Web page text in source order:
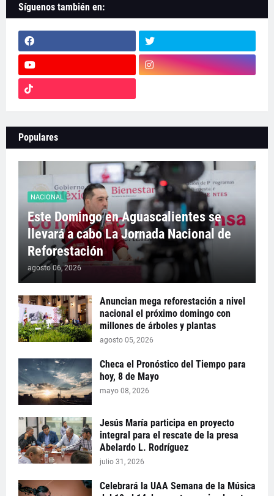
Síguenos también en:
Populares
NACIONAL
Este Domingo en Aguascalientes se
llevará a cabo La Jornada Nacional de
Reforestación
agosto 06, 2026
Anuncian mega reforestación a nivel
nacional el próximo domingo con
millones de árboles y plantas
agosto 05, 2026
Checa el Pronóstico del Tiempo para
hoy, 8 de Mayo
mayo 08, 2026
Jesús María participa en proyecto
integral para el rescate de la presa
Abelardo L. Rodríguez
julio 31, 2026
Celebrará la UAA Semana de la Música